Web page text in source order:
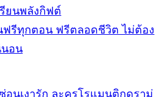
ยนพลังกิฟต์
ฟรีทุกตอน ฟรีตลอดชีวิต ไม่ต้อง
อน
อนเงารัก ละครโรแมนติกดราม่